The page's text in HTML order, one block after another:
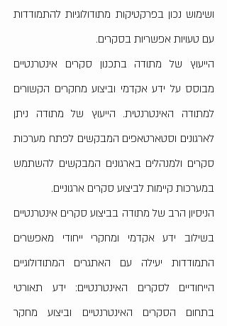
ושימוש נכון בפרקטיקות מתודולוגיות להתמודדות
עם טעויות אפשריות בסקרים.
הייעוץ של מתודה בתכנון סקרים אינטרנטיים
מבוסס על ידע אקדמי וביצוע מחקרים הקשורים
למתודה האינטרנטית. הייעוץ של מתודה ניתן
לארגונים וסטארטאפים המבקשים לפתח מערכות
סקרים ולמנהלים בארגונים המבקשים להשתמש
במערכות קיימות לביצוע סקרים ארגוניים.
הניסיון הרב של מתודה בביצוע סקרים אינטרנטיים
בשילוב ידע אקדמי ומחקרי ייחודי מאפשרים
התמודדות יעילה עם האתגרים המתודולוגיים
הייחודיים לסקרים האינטרנטיים: ידע תאורטי
בתחום הסקרים האינטרנטיים וביצוע מחקר